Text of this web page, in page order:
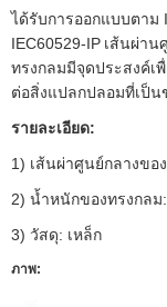
ได้รับการออกแบบตาม
IEC60529-IP เส้นผ่าน
ทรงกลมมีจุดประสงค์เ
ต่อสิ่งแปลกปลอมที่เป็
รายละเอียด:
1) เส้นผ่าศูนย์กลางขอ
2) น้ำหนักของทรงกลม
3) วัสดุ: เหล็ก
ภาพ: